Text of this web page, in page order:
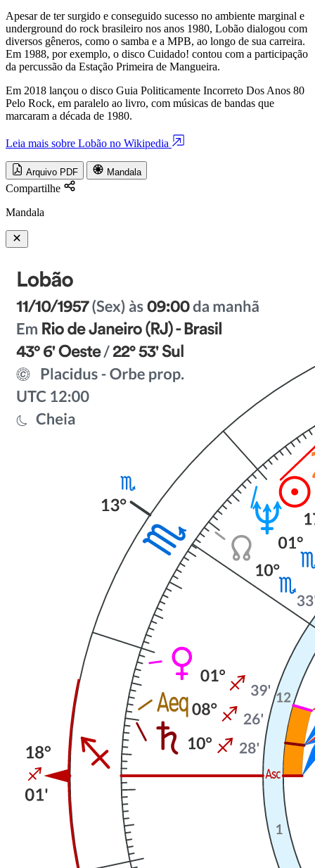
Apesar de ter surgido e conseguido sucesso no ambiente marginal e
underground do rock brasileiro nos anos 1980, Lobão dialogou com
diversos gêneros, como o samba e a MPB, ao longo de sua carreira.
Em 1988, por exemplo, o disco Cuidado! contou com a participação
da percussão da Estação Primeira de Mangueira.
Em 2018 lançou o disco Guia Politicamente Incorreto Dos Anos 80
Pelo Rock, em paralelo ao livro, com músicas de bandas que
marcaram a década de 1980.
Leia mais sobre Lobão no Wikipedia
Arquivo PDF Mandala
Compartilhe
Mandala